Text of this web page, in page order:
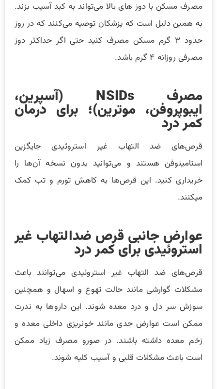
مصرف مسکن با دوز های بالا می‌تواند به کبد آسیب بزند.
به همین دلیل است که پزشکان توصیه می‌کنند که در روز
حدود ۳ گرم مسکن مصرف کنید حتی اگر حداکثر دوز
مصرفی روزانه ۴ گرم باشد.
مصرف NSIDs (آسپرین،
ایبوپروفن، موترین)؛ برای درمان
کمر درد
قرص‌های ضد التهاب غیر استروئیدی جایگزین
استامینوفن هستند و می‌توانید بدون نسخه آن‌ها را
خریداری کنید. این قرص‌ها به کاهش تورم و تب کمک
میکنند.
عوارض جانبی قرص ضدالتهاب غیر
استروئیدی برای کمر درد
قرص‌های ضد التهاب غیر استروئیدی می‌توانند باعث
مشکلات گوارشی مانند حالت تهوع و اسهال و همچنین
سوزش سر دل و درد معده شوند. این داروها به ندرت
ممکن است عوارض جدی مانند خونریزی داخلی معده و
زخم معده داشته باشند. در صورو مصرف زیاد ممکن
است باعث مشکلات قلبی و آسیب کلیه شوند.